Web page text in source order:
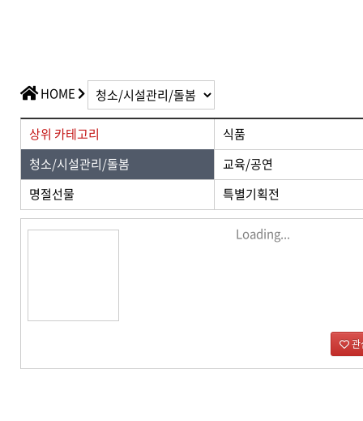
가치플러스
HOME
상위 카테고리
식품
청소/시설관리/돌봄
교육/공연
명절선물
특별기획전
Loading...
관